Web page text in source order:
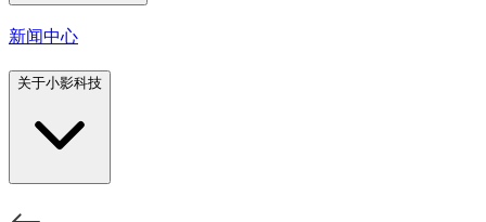
新闻中心
关于小影科技